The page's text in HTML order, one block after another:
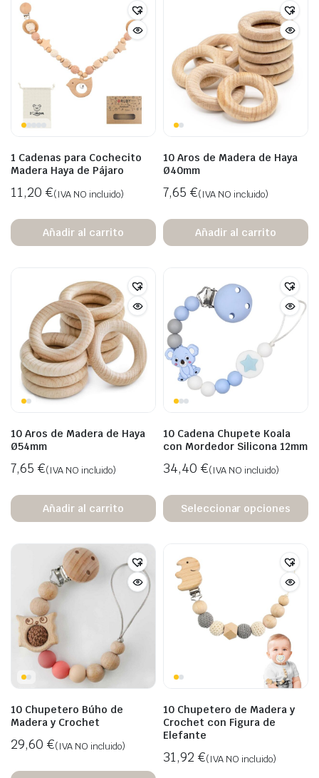
1 Cadenas para Cochecito
Madera Haya de Pájaro
11,20 €(IVA NO incluido)
Añadir al carrito
10 Aros de Madera de Haya
Ø40mm
7,65 €(IVA NO incluido)
Añadir al carrito
10 Aros de Madera de Haya
Ø54mm
7,65 €(IVA NO incluido)
Añadir al carrito
10 Cadena Chupete Koala
con Mordedor Silicona 12mm
34,40 €(IVA NO incluido)
Seleccionar opciones
10 Chupetero Búho de
Madera y Crochet
29,60 €(IVA NO incluido)
10 Chupetero de Madera y
Crochet con Figura de
Elefante
31,92 €(IVA NO incluido)